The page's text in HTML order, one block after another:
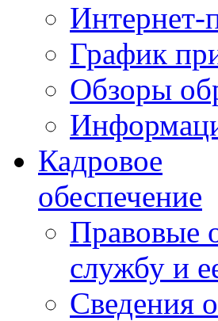
Интернет-
График
Обзоры
Кадровое
обеспечение
Правовые
службу и
Сведения